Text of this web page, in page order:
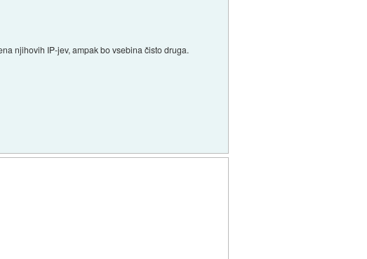
njihovih IP-jev, ampak bo vsebina čisto druga.